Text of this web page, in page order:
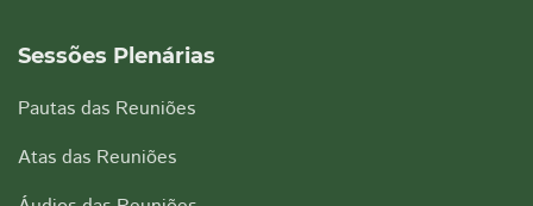
Sessões Plenárias
Pautas das Reuniões
Atas das Reuniões